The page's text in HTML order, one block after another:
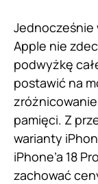
Jednocześnie
Apple nie
podwyżkę
postawić na
pamięci. Z
warianty
iPhone’a 18
zachować